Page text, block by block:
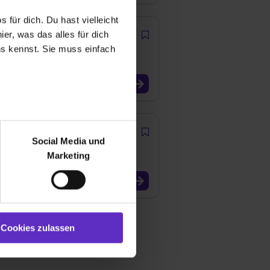
für dich. Du hast vielleicht
was das alles für dich
kennst. Sie muss einfach
bei Benutzung der
zu analysieren
soziale Medien, Werbung
bereitgestellt hast oder die
auch damit
Social Media und
Marketing
Cookies zulassen